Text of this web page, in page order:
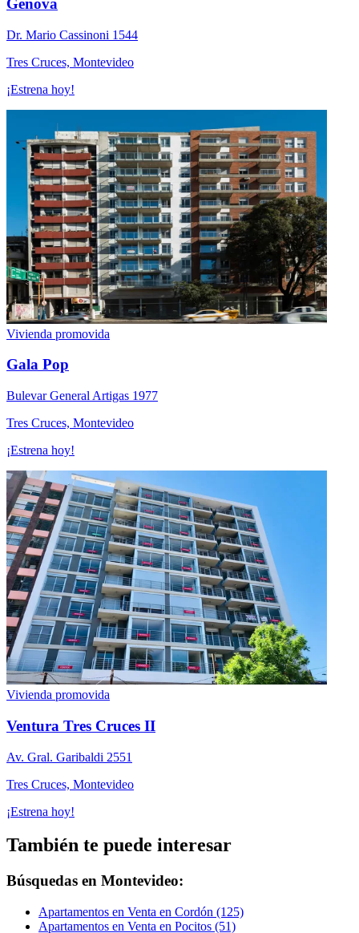
Genova
Dr. Mario Cassinoni 1544
Tres Cruces, Montevideo
¡Estrena hoy!
Vivienda promovida
Gala Pop
Bulevar General Artigas 1977
Tres Cruces, Montevideo
¡Estrena hoy!
Vivienda promovida
Ventura Tres Cruces II
Av. Gral. Garibaldi 2551
Tres Cruces, Montevideo
¡Estrena hoy!
También te puede interesar
Búsquedas en Montevideo:
Apartamentos en Venta en Cordón (125)
Apartamentos en Venta en Pocitos (51)